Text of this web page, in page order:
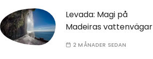
Levada: Magi på
Madeiras vattenvägar
2 MÅNADER SEDAN